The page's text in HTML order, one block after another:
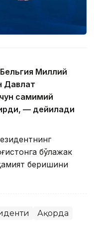
Миллий
Давлат
самимий
— дейилади
бўлажак
беришини
Ақорда